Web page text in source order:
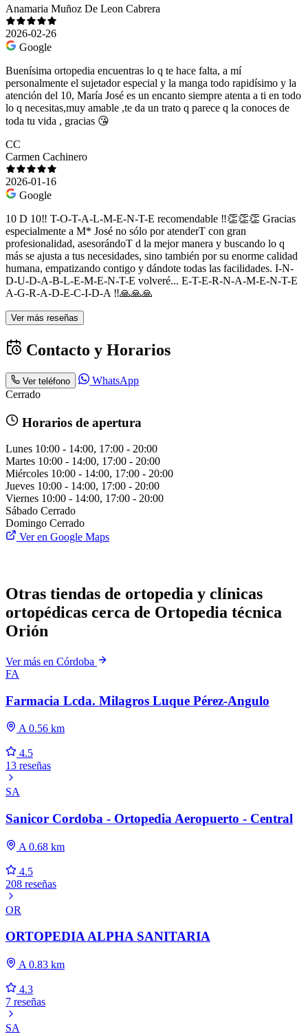
Anamaria Muñoz De Leon Cabrera
2026-02-26
Google
Buenísima ortopedia encuentras lo q te hace falta, a mí
personalmente el sujetador especial y la manga todo rapidísimo y la
atención del 10, María José es un encanto siempre atenta a ti en todo
lo q necesitas,muy amable ,te da un trato q parece q la conoces de
toda tu vida , gracias 😘
CC
Carmen Cachinero
2026-01-16
Google
10 D 10‼️ T-O-T-A-L-M-E-N-T-E recomendable ‼️👏👏👏 Gracias
especialmente a M* José no sólo por atenderT con gran
profesionalidad, asesorándoT d la mejor manera y buscando lo q
más se ajusta a tus necesidades, sino también por su enorme calidad
humana, empatizando contigo y dándote todas las facilidades. I-N-
D-U-D-A-B-L-E-M-E-N-T-E volveré... E-T-E-R-N-A-M-E-N-T-E
A-G-R-A-D-E-C-I-D-A ‼️🙏🙏🙏
Ver más reseñas
Contacto y Horarios
Ver teléfono
WhatsApp
Cerrado
Horarios de apertura
Lunes 10:00 - 14:00, 17:00 - 20:00
Martes 10:00 - 14:00, 17:00 - 20:00
Miércoles 10:00 - 14:00, 17:00 - 20:00
Jueves 10:00 - 14:00, 17:00 - 20:00
Viernes 10:00 - 14:00, 17:00 - 20:00
Sábado Cerrado
Domingo Cerrado
Ver en Google Maps
Otras tiendas de ortopedia y clínicas
ortopédicas cerca de Ortopedia técnica
Orión
Ver más en Córdoba
FA
Farmacia Lcda. Milagros Luque Pérez-Angulo
A 0.56 km
4.5
13 reseñas
SA
Sanicor Cordoba - Ortopedia Aeropuerto - Central
A 0.68 km
4.5
208 reseñas
OR
ORTOPEDIA ALPHA SANITARIA
A 0.83 km
4.3
7 reseñas
SA